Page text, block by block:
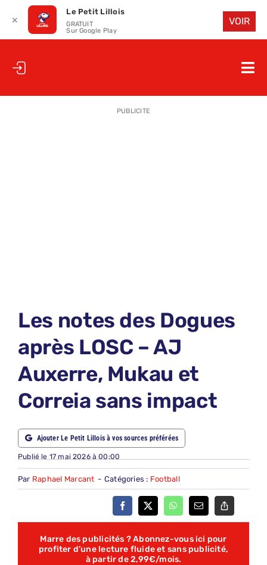
à
PUBLICITE
Les notes des Dogues
après LOSC – AJ
Auxerre, Mukau et
Correia sans impact
Ajouter Le Petit Lillois à vos sources préférées
Publié le 17 mai 2026 à 00:00
Par Raphael Marcant - Catégories : Football
Marre des publicités ? Abonnez-vous ici pour
profiter d’une lecture fluide et sans publicité,
à partir de 2,99€/mois.
✕
Le Petit Lillois
GRATUIT
Sur Google Play
VOIR